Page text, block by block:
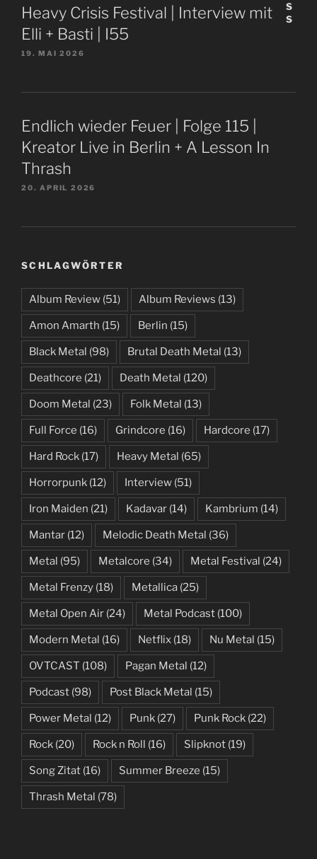
Heavy Crisis Festival | Interview mit
Elli + Basti | I55
19. MAI 2026
Endlich wieder Feuer | Folge 115 |
Kreator Live in Berlin + A Lesson In
Thrash
20. APRIL 2026
SCHLAGWÖRTER
Album Review (51) Album Reviews (13)
Amon Amarth (15) Berlin (15)
Black Metal (98) Brutal Death Metal (13)
Deathcore (21) Death Metal (120)
Doom Metal (23) Folk Metal (13)
Full Force (16) Grindcore (16) Hardcore (17)
Hard Rock (17) Heavy Metal (65)
Horrorpunk (12) Interview (51)
Iron Maiden (21) Kadavar (14) Kambrium (14)
Mantar (12) Melodic Death Metal (36)
Metal (95) Metalcore (34) Metal Festival (24)
Metal Frenzy (18) Metallica (25)
Metal Open Air (24) Metal Podcast (100)
Modern Metal (16) Netflix (18) Nu Metal (15)
OVTCAST (108) Pagan Metal (12)
Podcast (98) Post Black Metal (15)
Power Metal (12) Punk (27) Punk Rock (22)
Rock (20) Rock n Roll (16) Slipknot (19)
Song Zitat (16) Summer Breeze (15)
Thrash Metal (78)